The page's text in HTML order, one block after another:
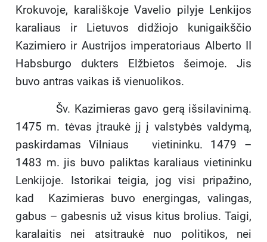
Krokuvoje, karališkoje Vavelio pilyje Lenkijos
karaliaus ir Lietuvos didžiojo kunigaikščio
Kazimiero ir Austrijos imperatoriaus Alberto II
Habsburgo dukters Elžbietos šeimoje. Jis
buvo antras vaikas iš vienuolikos.
Šv. Kazimieras gavo gerą išsilavinimą.
1475 m. tėvas įtraukė jį į valstybės valdymą,
paskirdamas Vilniaus vietininku. 1479 –
1483 m. jis buvo paliktas karaliaus vietininku
Lenkijoje. Istorikai teigia, jog visi pripažino,
kad Kazimieras buvo energingas, valingas,
gabus – gabesnis už visus kitus brolius. Taigi,
karalaitis nei atsitraukė nuo politikos, nei